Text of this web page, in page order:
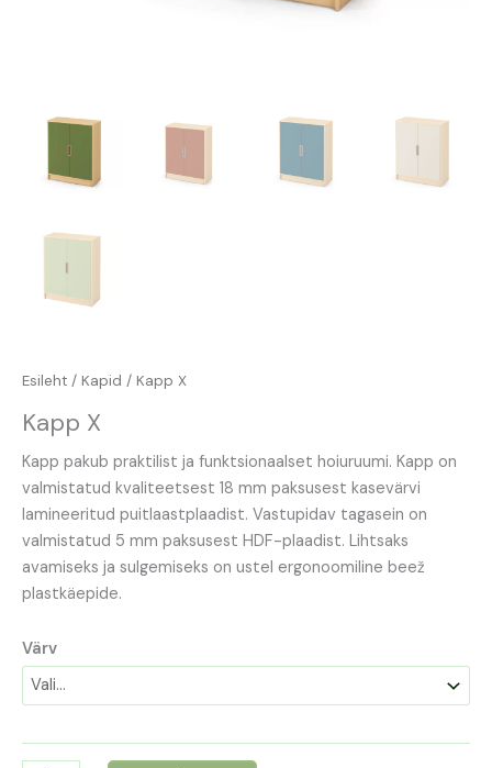
Esileht / Kapid / Kapp X
Kapp X
Kapp pakub praktilist ja funktsionaalset hoiuruumi. Kapp on
valmistatud kvaliteetsest 18 mm paksusest kasevärvi
lamineeritud puitlaastplaadist. Vastupidav tagasein on
valmistatud 5 mm paksusest HDF-plaadist. Lihtsaks
avamiseks ja sulgemiseks on ustel ergonoomiline beež
plastkäepide.
Värv